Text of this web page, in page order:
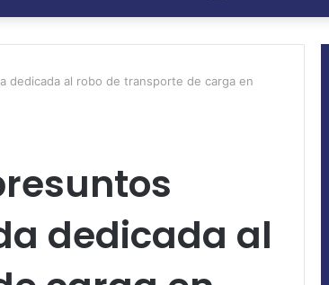
dedicada al robo de transporte de carga en
dedicada al